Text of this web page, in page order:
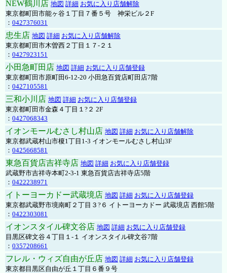
NEW鶴川店 地図 詳細 お気に入り店舗解除
東京都町田市能ヶ谷１丁目７番５号 神栄ビル２F
： 0427376031
忠生店 地図 詳細 お気に入り店舗解除
東京都町田市木曽西２丁目１７-２１
： 0427923151
小田急町田店 地図 詳細 お気に入り店舗登録
東京都町田市原町田6-12-20 小田急百貨店町田店7階
： 0427105581
三和小川店 地図 詳細 お気に入り店舗登録
東京都町田市金森４丁目１?２ 2F
： 0427068343
イオンモールむさし村山店 地図 詳細 お気に入り店舗解除
東京都武蔵村山市榎1丁目1-3 イオンモールむさし村山3F
： 0425668581
東急百貨店吉祥寺店 地図 詳細 お気に入り店舗登録
武蔵野市吉祥寺本町2-3-1 東急百貨店吉祥寺店5階
： 0422238971
イトーヨーカドー武蔵境店 地図 詳細 お気に入り店舗登録
東京都武蔵野市境南町２丁目３?６ イトーヨーカドー 武蔵境店 西館5階
： 0422303081
イオンスタイル碑文谷店 地図 詳細 お気に入り店舗登録
目黒区碑文谷４丁目１-１ イオンスタイル碑文谷7階
： 0357208661
フレル・ウィズ自由が丘店 地図 詳細 お気に入り店舗登録
東京都目黒区自由が丘１丁目６番９号